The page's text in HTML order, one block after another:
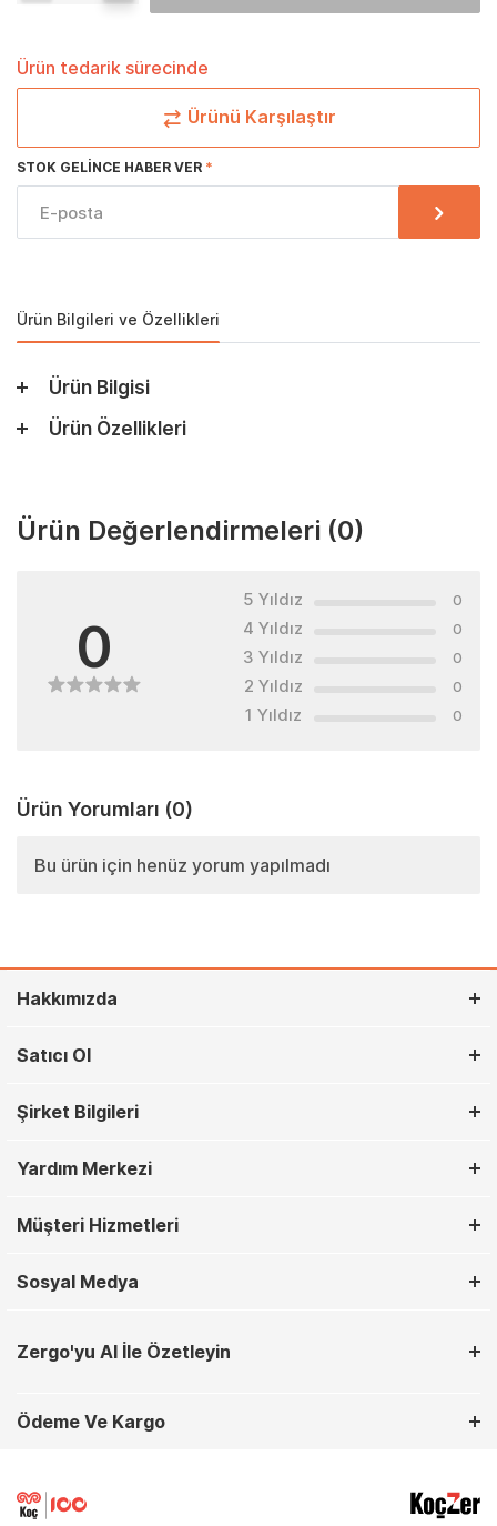
Ürün tedarik sürecinde
Ürünü Karşılaştır
STOK GELINCE HABER VER
Ürün Bilgileri ve Özellikleri
Ürün Bilgisi
Ürün Özellikleri
Ürün Değerlendirmeleri (0)
0
5 Yıldız 0
4 Yıldız 0
3 Yıldız 0
2 Yıldız 0
1 Yıldız 0
Ürün Yorumları (0)
Bu ürün için henüz yorum yapılmadı
Hakkımızda
Satıcı Ol
Şirket Bilgileri
Yardım Merkezi
Müşteri Hizmetleri
Sosyal Medya
Zergo'yu AI İle Özetleyin
Ödeme Ve Kargo